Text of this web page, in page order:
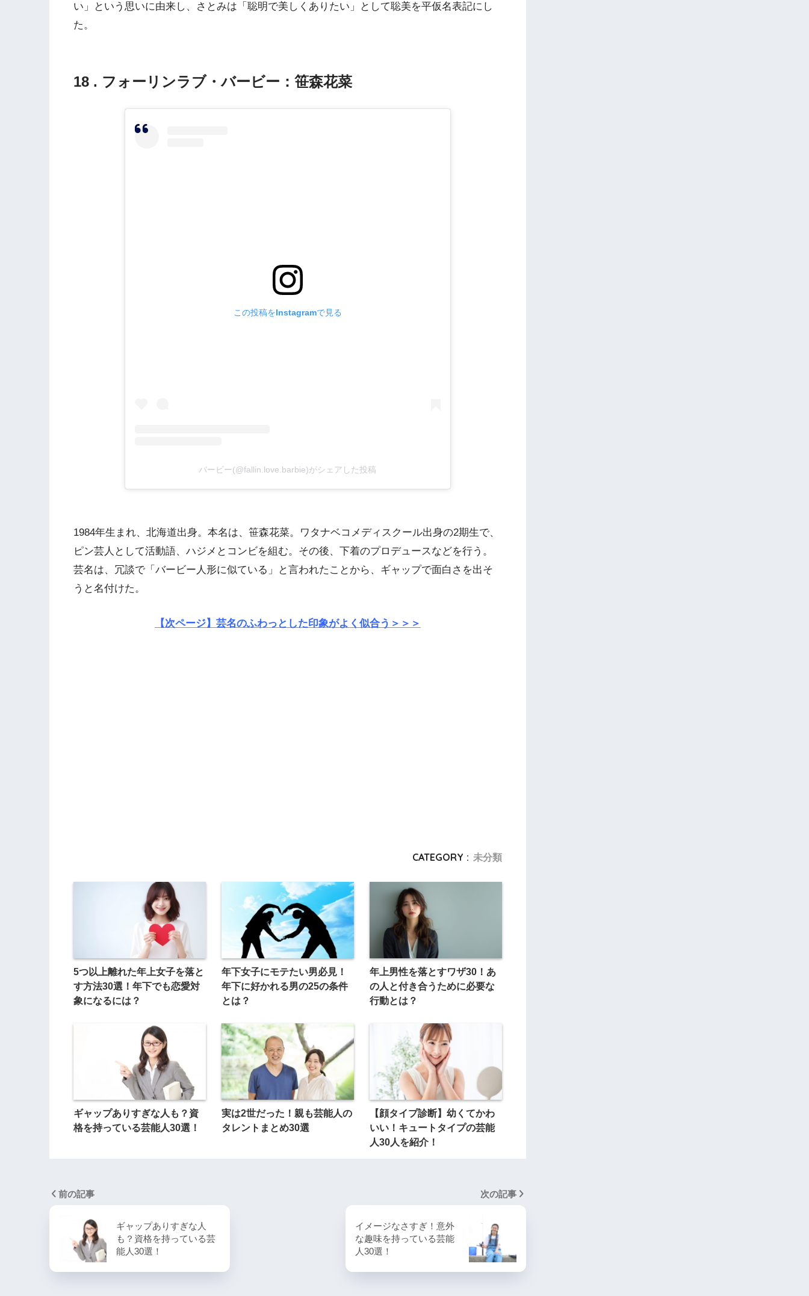
い」という思いに由来し、さとみは「聡明で美しくありたい」として聡美を平仮名表記にし
た。
18 . フォーリンラブ・バービー：笹森花菜
この投稿をInstagramで見る
バービー(@fallin.love.barbie)がシェアした投稿
1984年生まれ、北海道出身。本名は、笹森花菜。ワタナベコメディスクール出身の2期生で、
ピン芸人として活動語、ハジメとコンビを組む。その後、下着のプロデュースなどを行う。
芸名は、冗談で「バービー人形に似ている」と言われたことから、ギャップで面白さを出そ
うと名付けた。
【次ページ】芸名のふわっとした印象がよく似合う＞＞＞
CATEGORY : 未分類
5つ以上離れた年上女子を落と
す方法30選！年下でも恋愛対
象になるには？
年下女子にモテたい男必見！
年下に好かれる男の25の条件
とは？
年上男性を落とすワザ30！あ
の人と付き合うために必要な
行動とは？
ギャップありすぎな人も？資
格を持っている芸能人30選！
実は2世だった！親も芸能人の
タレントまとめ30選
【顔タイプ診断】幼くてかわ
いい！キュートタイプの芸能
人30人を紹介！
前の記事
ギャップありすぎな人
も？資格を持っている芸
能人30選！
次の記事
イメージなさすぎ！意外
な趣味を持っている芸能
人30選！